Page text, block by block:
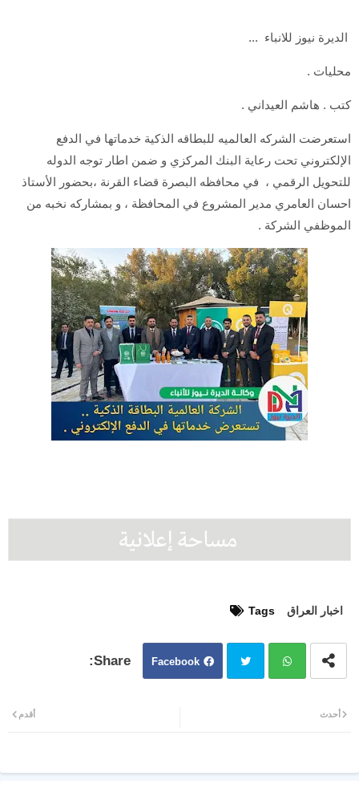
الديرة نيوز للانباء ...
محليات .
كتب . هاشم العيداني .
استعرضت الشركه العالميه للبطاقه الذكية خدماتها في الدفع
الإلكتروني تحت رعاية البنك المركزي و ضمن اطار توجه الدوله
للتحويل الرقمي ، في محافظه البصرة قضاء القرنة ،بحضور الأستاذ
احسان العامري مدير المشروع في المحافظة ، و بمشاركه نخبه من
الموظفي الشركة .
Tags اخبار العراق
Facebook
أحدث أقدم